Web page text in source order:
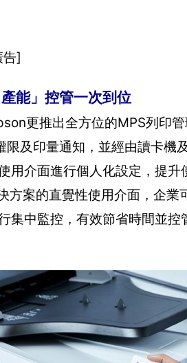
告]
能」控管一次到位
更推出全方位的MPS列印
及印量通知，並經由讀卡機
用介面進行個人化設定，提升
案的直覺性使用介面，企業
中監控，有效節省時間並控